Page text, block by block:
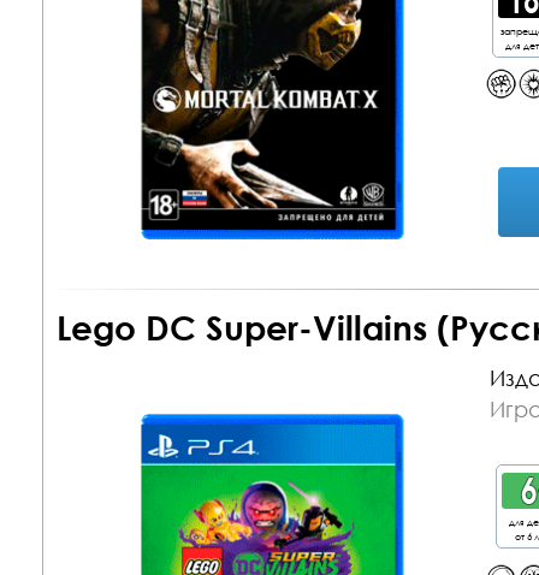
для
Lego DC Super-Villains
для
от 6